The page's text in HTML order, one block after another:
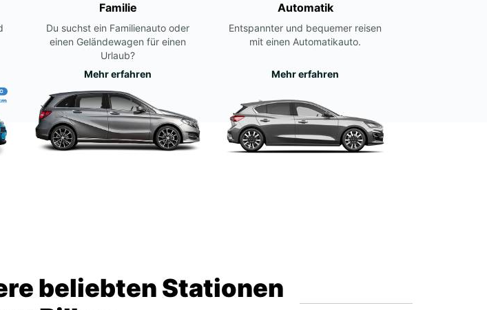
Familie
Du suchst ein Familienauto oder
einen Geländewagen für einen
Urlaub?
Mehr erfahren
Automatik
Entspannter und bequemer reisen
mit einen Automatikauto.
Mehr erfahren
beliebten Stationen